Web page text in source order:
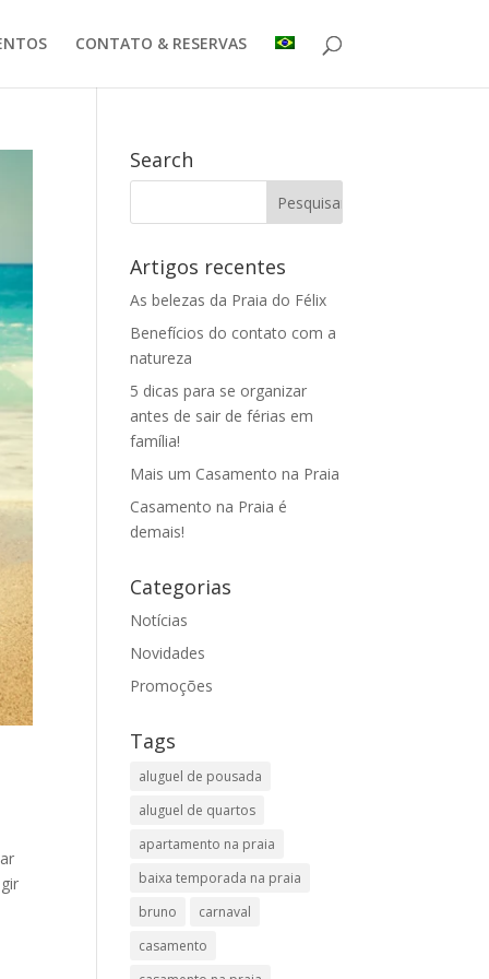
CONTATO & RESERVAS
Search
Artigos recentes
As belezas da Praia do Félix
Benefícios do contato com a
natureza
5 dicas para se organizar
antes de sair de férias em
família!
Mais um Casamento na Praia
Casamento na Praia é
demais!
Categorias
Notícias
Novidades
Promoções
Tags
aluguel de pousada
aluguel de quartos
apartamento na praia
baixa temporada na praia
bruno
carnaval
casamento